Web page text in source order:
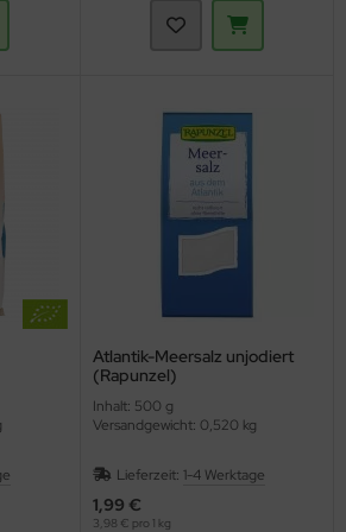
Atlantik-Meersalz unjodiert
(Rapunzel)
Inhalt: 500 g
Versandgewicht: 0,520 kg
Lieferzeit: 1-4 Werktage
1,99 €
3,98 € pro 1 kg